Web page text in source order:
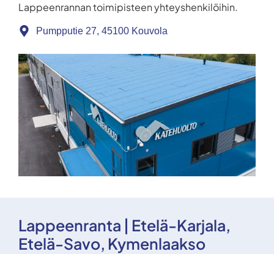
Lappeenrannan toimipisteen yhteyshenkilöihin.
Pumpputie 27, 45100 Kouvola
Lappeenranta | Etelä-Karjala,
Etelä-Savo, Kymenlaakso